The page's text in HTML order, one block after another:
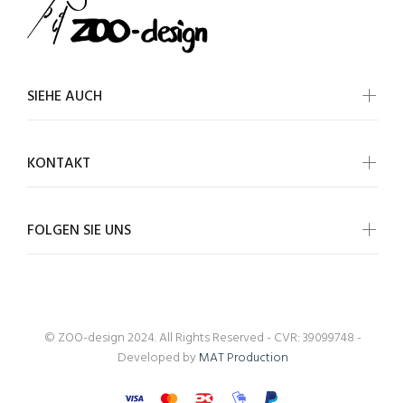
SIEHE AUCH
KONTAKT
FOLGEN SIE UNS
© ZOO-design 2024. All Rights Reserved - CVR: 39099748 -
Developed byMAT Production